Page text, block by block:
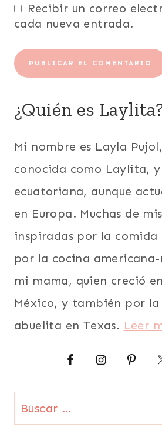
Recibir un correo
cada nueva entrada.
¿Quién es
Mi nombre es Layla
conocida como Laylita, y
ecuatoriana, aunque
en Europa. Muchas de
inspiradas por la comida
por la cocina
mi mama, quien creció
México, y también por
abuelita en Texas. Leer
Buscar: